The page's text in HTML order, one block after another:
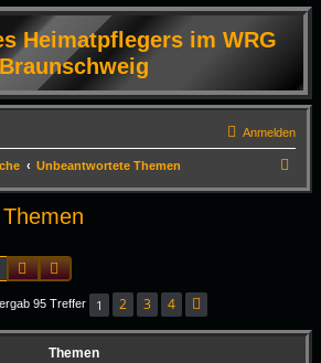
Heimatpflegers im WRG
Braunschweig
Anmelden
Unbeantwortete Themen
u
SucheErweiterte Suche
95 Treffer 1 2 3 4
Themen